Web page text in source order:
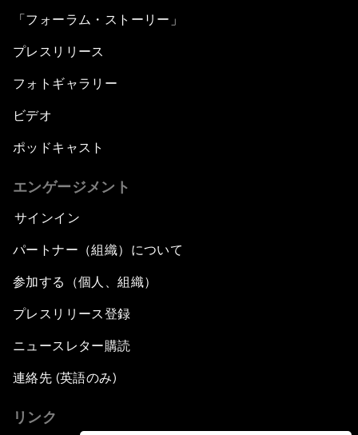
「フォーラム・ストーリー」
プレスリリース
フォトギャラリー
ビデオ
ポッドキャスト
エンゲージメント
サインイン
パートナー（組織）について
参加する（個人、組織）
プレスリリース登録
ニュースレター購読
連絡先 (英語のみ)
リンク